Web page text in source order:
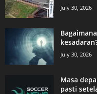
July 30, 2026
July 30, 2026
Masa
pasti